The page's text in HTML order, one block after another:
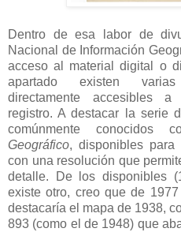
Dentro de esa labor de
Nacional de Información
acceso al material digital o
apartado existen
directamente accesibles
registro. A destacar la serie
comúnmente conocidos
Geográfico, disponibles para
con una resolución que
detalle. De los disponibles
existe otro, creo que de
destacaría el mapa de 1938,
893 (como el de 1948) que